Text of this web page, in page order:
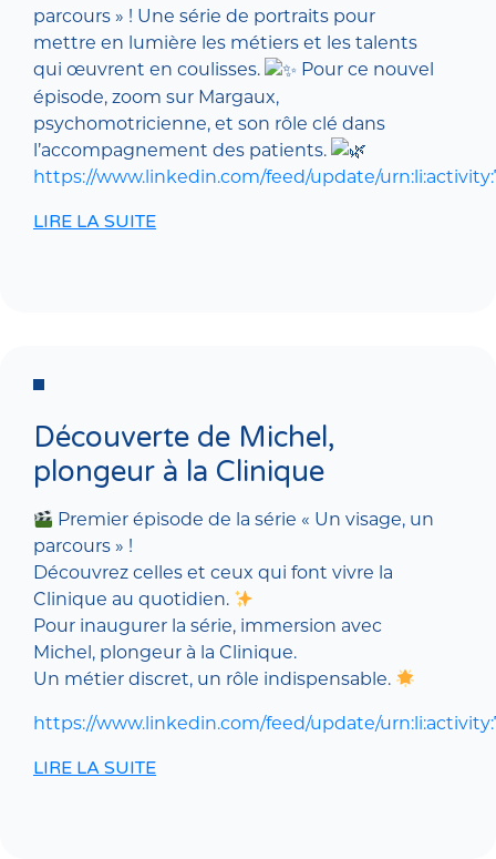
parcours » ! Une série de portraits pour
mettre en lumière les métiers et les talents
qui œuvrent en coulisses.
Pour ce nouvel
épisode, zoom sur Margaux,
psychomotricienne, et son rôle clé dans
l’accompagnement des patients.
https://www.linkedin.com/feed/update/
LIRE LA SUITE
Découverte de Michel,
plongeur à la Clinique
Premier épisode de la série « Un visage, un
parcours » !
Découvrez celles et ceux qui font vivre la
Clinique au quotidien.
Pour inaugurer la série, immersion avec
Michel, plongeur à la Clinique.
Un métier discret, un rôle indispensable.
https://www.linkedin.com/feed/update/
LIRE LA SUITE